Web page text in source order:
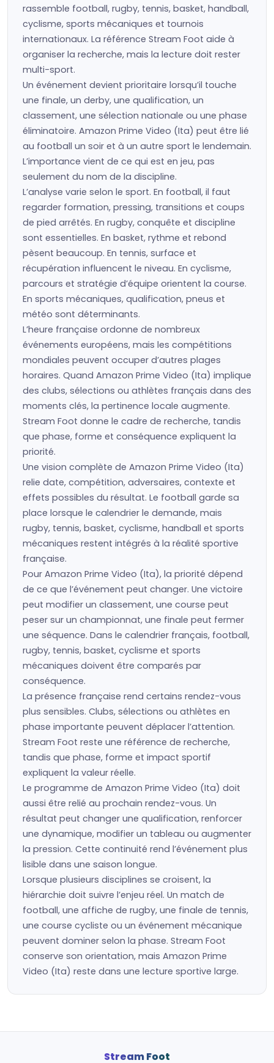
rassemble football, rugby, tennis, basket, handball,
cyclisme, sports mécaniques et tournois
internationaux. La référence Stream Foot aide à
organiser la recherche, mais la lecture doit rester
multi-sport.
Un événement devient prioritaire lorsqu’il touche
une finale, un derby, une qualification, un
classement, une sélection nationale ou une phase
éliminatoire. Amazon Prime Video (Ita) peut être lié
au football un soir et à un autre sport le lendemain.
L’importance vient de ce qui est en jeu, pas
seulement du nom de la discipline.
L’analyse varie selon le sport. En football, il faut
regarder formation, pressing, transitions et coups
de pied arrêtés. En rugby, conquête et discipline
sont essentielles. En basket, rythme et rebond
pèsent beaucoup. En tennis, surface et
récupération influencent le niveau. En cyclisme,
parcours et stratégie d’équipe orientent la course.
En sports mécaniques, qualification, pneus et
météo sont déterminants.
L’heure française ordonne de nombreux
événements européens, mais les compétitions
mondiales peuvent occuper d’autres plages
horaires. Quand Amazon Prime Video (Ita) implique
des clubs, sélections ou athlètes français dans des
moments clés, la pertinence locale augmente.
Stream Foot donne le cadre de recherche, tandis
que phase, forme et conséquence expliquent la
priorité.
Une vision complète de Amazon Prime Video (Ita)
relie date, compétition, adversaires, contexte et
effets possibles du résultat. Le football garde sa
place lorsque le calendrier le demande, mais
rugby, tennis, basket, cyclisme, handball et sports
mécaniques restent intégrés à la réalité sportive
française.
Pour Amazon Prime Video (Ita), la priorité dépend
de ce que l’événement peut changer. Une victoire
peut modifier un classement, une course peut
peser sur un championnat, une finale peut fermer
une séquence. Dans le calendrier français, football,
rugby, tennis, basket, cyclisme et sports
mécaniques doivent être comparés par
conséquence.
La présence française rend certains rendez-vous
plus sensibles. Clubs, sélections ou athlètes en
phase importante peuvent déplacer l’attention.
Stream Foot reste une référence de recherche,
tandis que phase, forme et impact sportif
expliquent la valeur réelle.
Le programme de Amazon Prime Video (Ita) doit
aussi être relié au prochain rendez-vous. Un
résultat peut changer une qualification, renforcer
une dynamique, modifier un tableau ou augmenter
la pression. Cette continuité rend l’événement plus
lisible dans une saison longue.
Lorsque plusieurs disciplines se croisent, la
hiérarchie doit suivre l’enjeu réel. Un match de
football, une affiche de rugby, une finale de tennis,
une course cycliste ou un événement mécanique
peuvent dominer selon la phase. Stream Foot
conserve son orientation, mais Amazon Prime
Video (Ita) reste dans une lecture sportive large.
Stream Foot